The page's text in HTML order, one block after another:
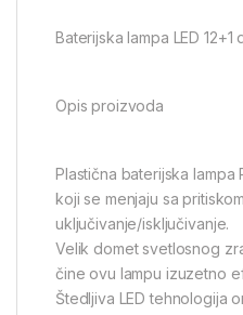
Baterijska lampa LED 12+1
Opis proizvoda
Plastična baterijska lampa
koji se menjaju sa
uključivanje/isključivanje.
Velik domet svetlosnog
čine ovu lampu izuzetno
Štedljiva LED tehnologija